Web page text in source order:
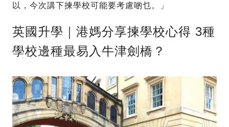
以，今次講下揀學校可能要考慮啲乜。」
英國升學｜港媽分享揀學校心得 3種
學校邊種最易入牛津劍橋？